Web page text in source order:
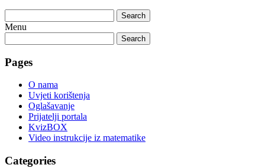
Search
Menu
Search
Pages
O nama
Uvjeti korištenja
Oglašavanje
Prijatelji portala
KvizBOX
Video instrukcije iz matematike
Categories